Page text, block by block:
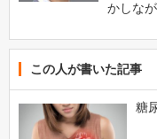
かしな
この人が書いた記事
糖